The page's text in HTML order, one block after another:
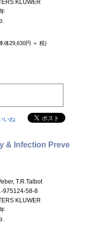
KLUWER
体29,630円 ＋ 税)
いね
& Infection Preve
T.R.Talbot
975124-58-8
KLUWER